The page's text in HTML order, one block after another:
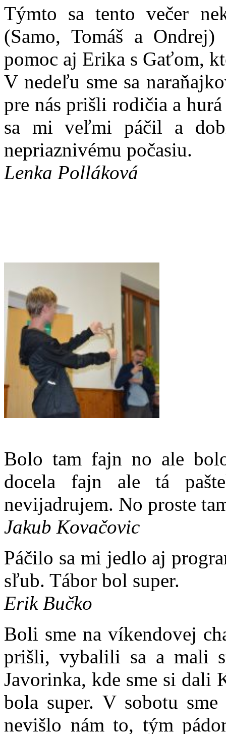
Týmto sa tento večer
(Samo, Tomáš a
pomoc aj Erika s Gaťom,
V nedeľu sme sa
pre nás prišli rodičia a
sa mi veľmi páčil a
nepriaznivému počasiu.
Lenka Polláková
Bolo tam fajn no ale
docela fajn ale tá
nevijadrujem. No proste
Jakub Kovačovic
Páčilo sa mi jedlo aj
sľub. Tábor bol super.
Erik Bučko
Boli sme na víkendovej
prišli, vybalili sa a mali
Javorinka, kde sme si dali
bola super. V sobotu
nevišlo nám to, tým